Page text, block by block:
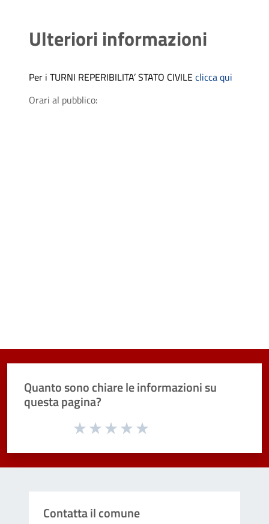
Ulteriori informazioni
Per i TURNI REPERIBILITA’ STATO CIVILEclicca qui
Orari al pubblico:
Quanto sono chiare le informazioni su
questa pagina?
Valuta da 1 a 5 stelle la pagina
Contatta il comune